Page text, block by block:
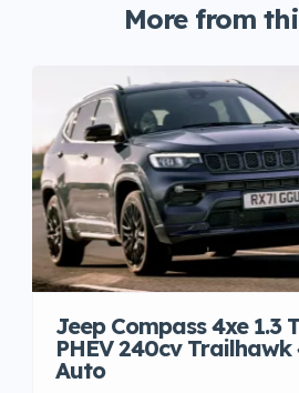
More from
Jeep Compass 4xe 1.3
PHEV 240cv Trailhawk
Auto